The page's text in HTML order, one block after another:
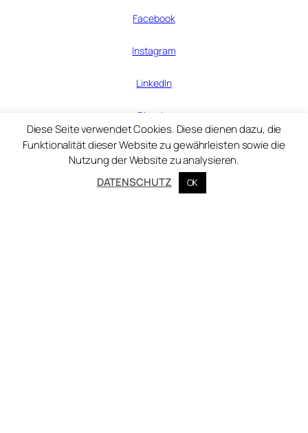
Facebook
Instagram
LinkedIn
Bluesky
© Zentralinstitut für Kunstgeschichte 2025
Diese Seite verwendet Cookies. Diese dienen dazu, die
Funktionalität dieser Website zu gewährleisten sowie die
Nutzung der Website zu analysieren.
DATENSCHUTZ
OK